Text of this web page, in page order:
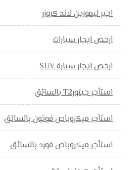
اجير ليموزين لاند كروزر
ارخص ايجار سيارات
ارخص ايجار سيارة SUV
استأجر جيتورT2 بالسائق
استأجر ميكروباص فوتون بالسائق
استأجر ميكروباص فورد بالسائق